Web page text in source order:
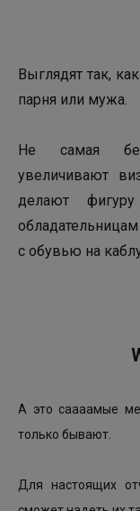
Выглядят так,
парня или мужа.
Не самая
увеличивают
делают
с обувью на
А это саааамые
только бывают.
Для настоящих